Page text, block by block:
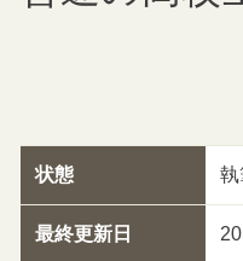
状態 執
最終更新日